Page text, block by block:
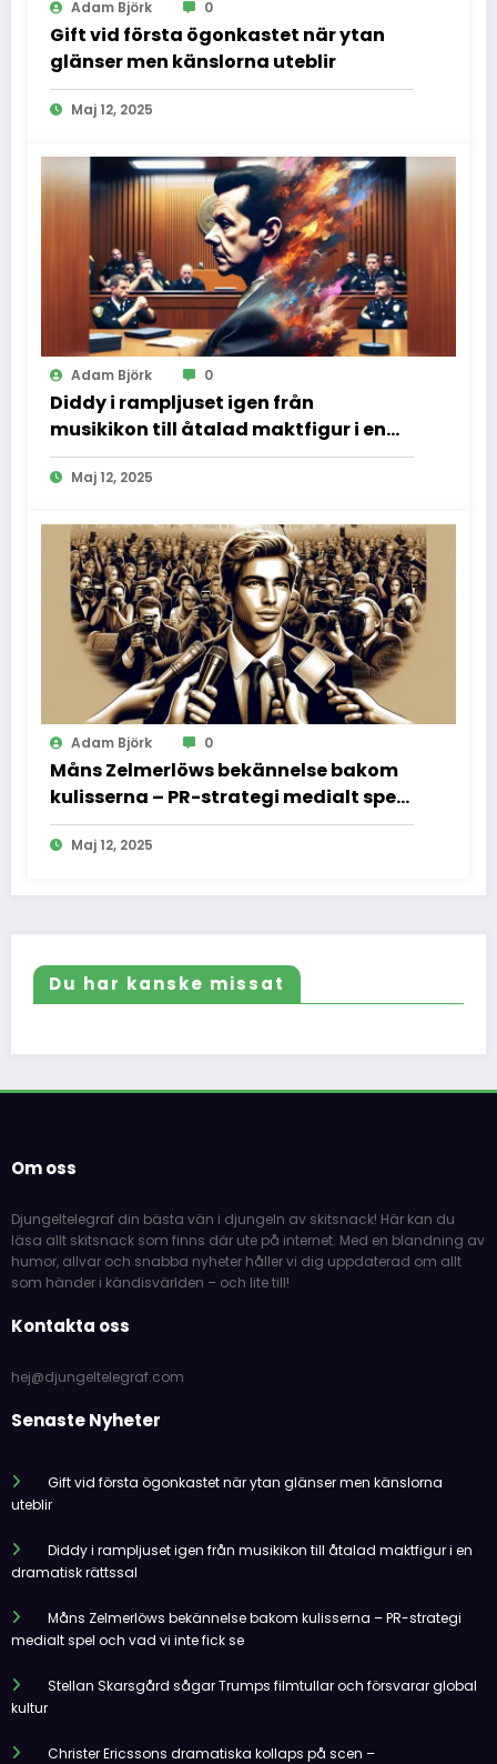
Adam Björk 0
Gift vid första ögonkastet när ytan
glänser men känslorna uteblir
Maj 12, 2025
Adam Björk 0
Diddy i rampljuset igen från
musikikon till åtalad maktfigur i en
dramatisk rättssal
Maj 12, 2025
Adam Björk 0
Måns Zelmerlöws bekännelse bakom
kulisserna – PR-strategi medialt spel
och vad vi inte fick se
Maj 12, 2025
Du har kanske missat
Om oss
Djungeltelegraf din bästa vän i djungeln av skitsnack! Här kan du
läsa allt skitsnack som finns där ute på internet. Med en blandning av
humor, allvar och snabba nyheter håller vi dig uppdaterad om allt
som händer i kändisvärlden – och lite till!
Kontakta oss
hej@djungeltelegraf.com
Senaste Nyheter
Gift vid första ögonkastet när ytan glänser men känslorna
uteblir
Diddy i rampljuset igen från musikikon till åtalad maktfigur i en
dramatisk rättssal
Måns Zelmerlöws bekännelse bakom kulisserna – PR-strategi
medialt spel och vad vi inte fick se
Stellan Skarsgård sågar Trumps filmtullar och försvarar global
kultur
Christer Ericssons dramatiska kollaps på scen –